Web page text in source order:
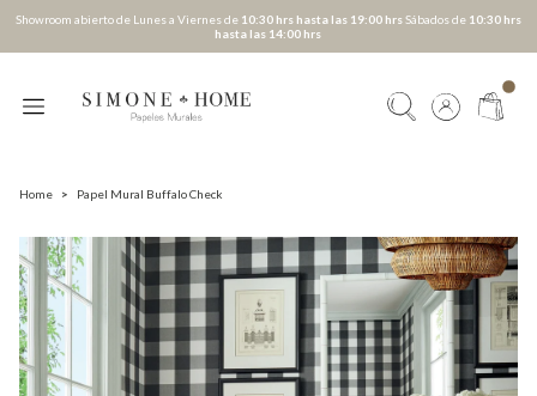
Showroom abierto de Lunes a Viernes de 10:30 hrs hasta las 19:00 hrsSábados de 10:30 hrs
hasta las 14:00 hrs
Home > Papel Mural Buffalo Check